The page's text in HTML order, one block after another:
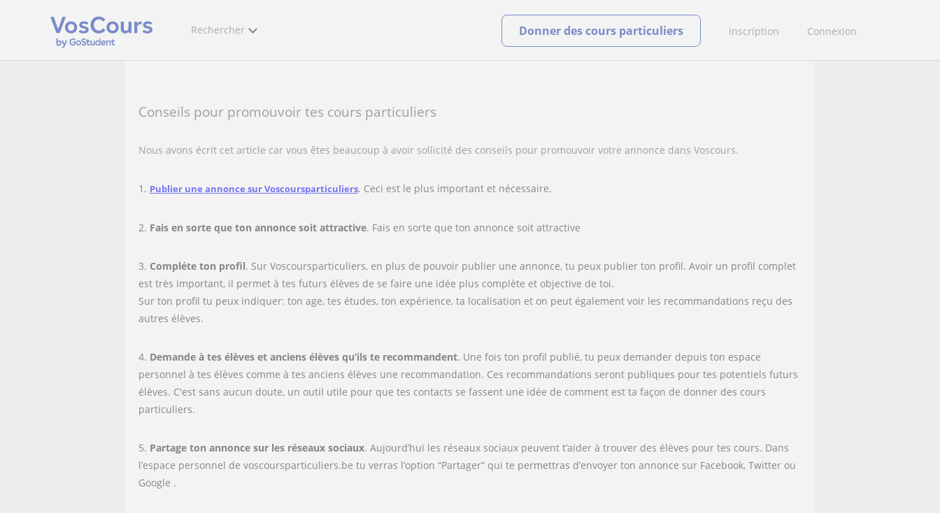
Rechercher Inscription Connexion
Donner des cours particuliers
Conseils pour promouvoir tes cours particuliers
Nous avons écrit cet article car vous êtes beaucoup à avoir sollicité des conseils pour promouvoir votre annonce dans Voscours.
1. Publier une annonce sur Voscoursparticuliers. Ceci est le plus important et nécessaire.
2. Fais en sorte que ton annonce soit attractive. Fais en sorte que ton annonce soit attractive
3. Compléte ton profil. Sur Voscoursparticuliers, en plus de pouvoir publier une annonce, tu peux publier ton profil. Avoir un profil complet
est très important, il permet à tes futurs élèves de se faire une idée plus complète et objective de toi.
Sur ton profil tu peux indiquer: ton age, tes études, ton expérience, ta localisation et on peut également voir les recommandations reçu des
autres élèves.
4. Demande à tes élèves et anciens élèves qu’ils te recommandent. Une fois ton profil publié, tu peux demander depuis ton espace
personnel à tes élèves comme à tes anciens élèves une recommandation. Ces recommandations seront publiques pour tes potentiels futurs
élèves. C'est sans aucun doute, un outil utile pour que tes contacts se fassent une idée de comment est ta façon de donner des cours
particuliers.
5. Partage ton annonce sur les réseaux sociaux. Aujourd’hui les réseaux sociaux peuvent t’aider à trouver des élèves pour tes cours. Dans
l’espace personnel de voscoursparticuliers.be tu verras l’option “Partager” qui te permettras d’envoyer ton annonce sur Facebook, Twitter ou
Google .